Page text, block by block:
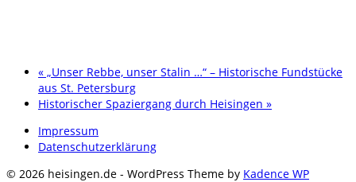
« „Unser Rebbe, unser Stalin …“ – Historische Fundstücke
aus St. Petersburg
Historischer Spaziergang durch Heisingen »
Impressum
Datenschutzerklärung
© 2026 heisingen.de - WordPress Theme by Kadence WP